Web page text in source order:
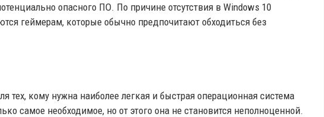
опасного ПО. По причине отсутствия в Windows 10
геймерам, которые обычно предпочитают обходиться без
тех, кому нужна наиболее легкая и быстрая операционная система
самое необходимое, но от этого она не становится неполноценной.